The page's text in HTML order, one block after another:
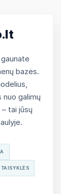
gaunate
bazės.
galimų
tai jūsų